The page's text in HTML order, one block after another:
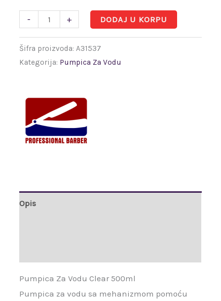
- + DODAJ U KORPU
Šifra proizvoda:A31537
Kategorija: Pumpica Za Vodu
Opis
Pumpica Za Vodu Clear 500ml
Pumpica za vodu sa mehanizmom pomoću